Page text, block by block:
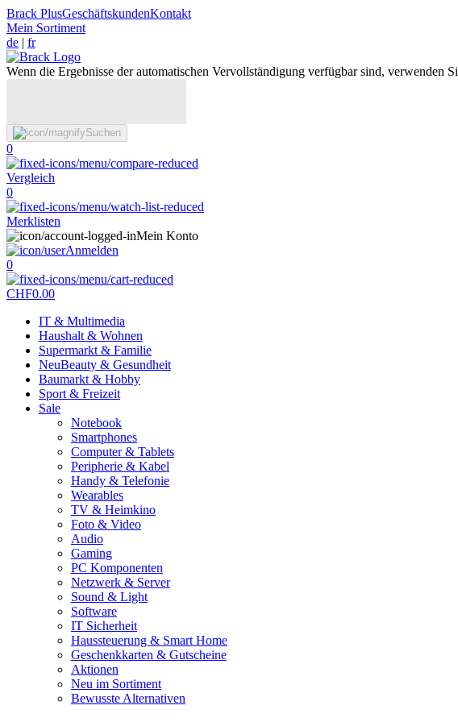
Brack PlusGeschäftskundenKontakt
Mein Sortiment
de | fr
Wenn die Ergebnisse der automatischen Vervollständigung verfügbar sind, verwenden
Suchen
0
Vergleich
0
Merklisten
Mein Konto
Anmelden
0
CHF0.00
IT & Multimedia
Haushalt & Wohnen
Supermarkt & Familie
NeuBeauty & Gesundheit
Baumarkt & Hobby
Sport & Freizeit
Sale
Notebook
Smartphones
Computer & Tablets
Peripherie & Kabel
Handy & Telefonie
Wearables
TV & Heimkino
Foto & Video
Audio
Gaming
PC Komponenten
Netzwerk & Server
Sound & Light
Software
IT Sicherheit
Haussteuerung & Smart Home
Geschenkkarten & Gutscheine
Aktionen
Neu im Sortiment
Bewusste Alternativen